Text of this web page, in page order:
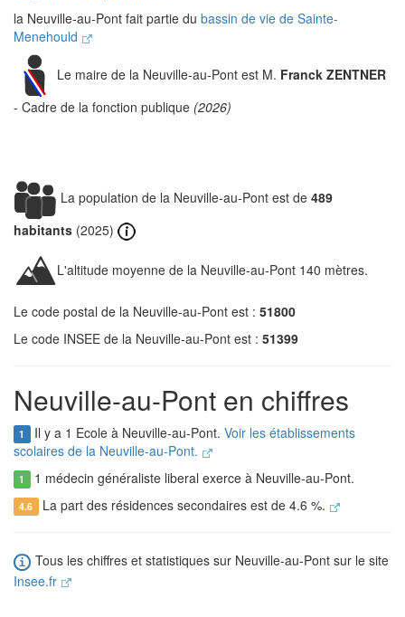
la Neuville-au-Pont fait partie du bassin de vie de Sainte-
Menehould
Le maire de la Neuville-au-Pont est M. Franck ZENTNER
- Cadre de la fonction publique (2026)
La population de la Neuville-au-Pont est de 489
habitants (2025)
L'altitude moyenne de la Neuville-au-Pont 140 mètres.
Le code postal de la Neuville-au-Pont est : 51800
Le code INSEE de la Neuville-au-Pont est : 51399
Neuville-au-Pont en chiffres
1 Il y a 1 Ecole à Neuville-au-Pont. Voir les établissements
scolaires de la Neuville-au-Pont.
1 1 médecin généraliste liberal exerce à Neuville-au-Pont.
4.6 La part des résidences secondaires est de 4.6 %.
Tous les chiffres et statistiques sur Neuville-au-Pont sur le site
Insee.fr